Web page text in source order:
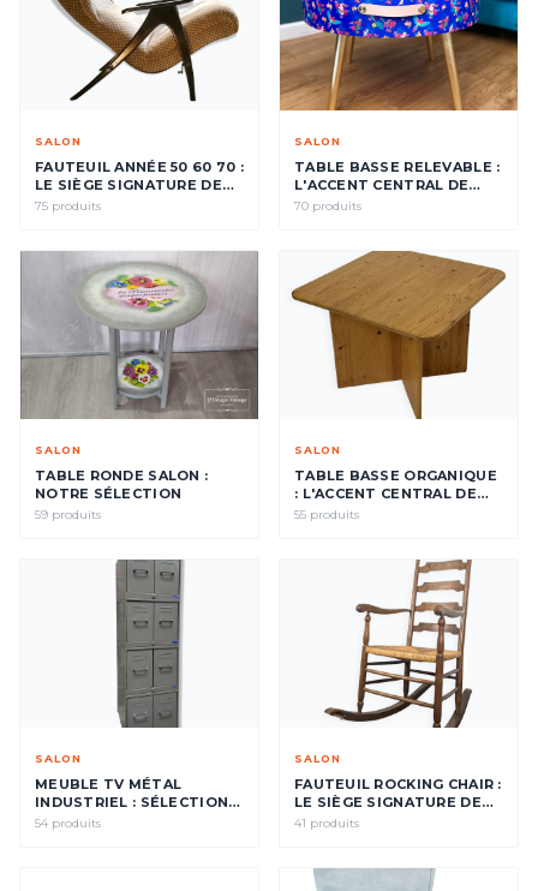
SALON
FAUTEUIL ANNÉE 50 60 70 :
LE SIÈGE SIGNATURE DE
VOTRE INTÉRIEUR
75 produits
SALON
TABLE BASSE RELEVABLE :
L'ACCENT CENTRAL DE
VOTRE SALON
70 produits
SALON
TABLE RONDE SALON :
NOTRE SÉLECTION
59 produits
SALON
TABLE BASSE ORGANIQUE
: L'ACCENT CENTRAL DE
VOTRE SALON
55 produits
SALON
MEUBLE TV MÉTAL
INDUSTRIEL : SÉLECTION &
IDÉES DÉCO
54 produits
SALON
FAUTEUIL ROCKING CHAIR :
LE SIÈGE SIGNATURE DE
VOTRE INTÉRIEUR
41 produits